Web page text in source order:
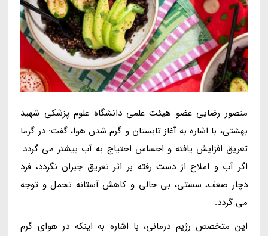
منصور رضایی عضو هیئت علمی دانشگاه علوم پزشکی شهید
بهشتی، با اشاره به آغاز تابستان و گرم شدن هوا، گفت: در گرما
تعریق افزایش یافته و احساس احتیاج به آب بیشتر می گردد.
اگر آب و املاح از دست رفته بر اثر تعریق جبران نگردد، فرد
دچار ضعف، سستی، بی حالی و کاهش آستانه تحمل و توجه
می گردد.
این متخصص رژیم درمانی، با اشاره به اینکه در هوای گرم